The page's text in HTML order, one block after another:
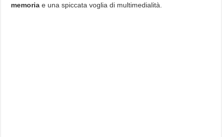
memoria e una spiccata voglia di multimedialità.